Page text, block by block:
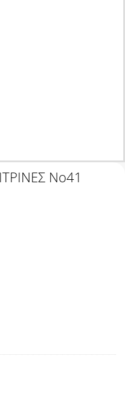
Nο41
ΙΤΑΛΙΑΣ ποσότητα